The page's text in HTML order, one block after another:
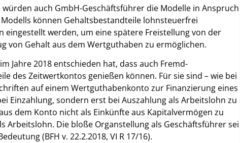
auch GmbH-Geschäftsführer die Modelle in Anspruch
können Gehaltsbestandteile lohnsteuerfrei
werden, um eine spätere Freistellung von der
von Gehalt aus dem Wertguthaben zu ermöglichen.
Jahre 2018 entschieden hat, dass auch Fremd-
des Zeitwertkontos genießen können. Für sie sind – wie bei
auf einem Wertguthabenkonto zur Finanzierung eines
Einzahlung, sondern erst bei Auszahlung als Arbeitslohn zu
dem Konto nicht als Einkünfte aus Kapitalvermögen zu
Arbeitslohn. Die bloße Organstellung als Geschäftsführer sei
(BFH v. 22.2.2018, VI R 17/16).